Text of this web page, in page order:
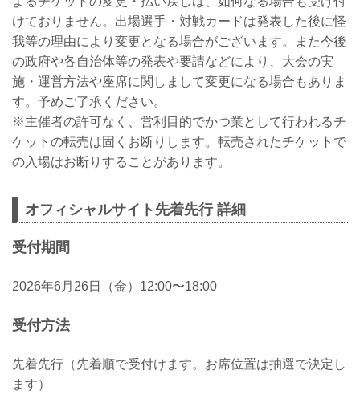
けておりません。出場選手・対戦カードは発表した後に怪
我等の理由により変更となる場合がございます。また今後
の政府や各自治体等の発表や要請などにより、大会の実
施・運営方法や座席に関しまして変更になる場合もありま
す。予めご了承ください。
※主催者の許可なく、営利目的でかつ業として行われるチ
ケットの転売は固くお断りします。転売されたチケットで
の入場はお断りすることがあります。
オフィシャルサイト先着先行 詳細
受付期間
2026年6月26日（金）12:00〜18:00
受付方法
先着先行（先着順で受付けます。お席位置は抽選で決定し
ます）